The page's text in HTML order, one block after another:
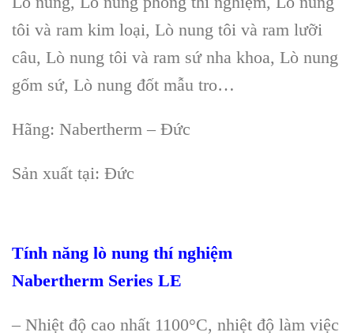
tôi và ram kim loại, Lò nung tôi và ram lưỡi
câu, Lò nung tôi và ram sứ nha khoa, Lò nung
gốm sứ, Lò nung đốt mẫu tro…
Hãng: Nabertherm – Đức
Sản xuất tại: Đức
Tính năng lò nung thí nghiệm
Nabertherm Series LE
– Nhiệt độ cao nhất 1100°C, nhiệt độ làm việc